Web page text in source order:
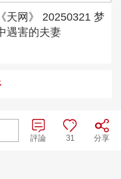
《天网》 20250321 梦
遇害的夫妻
分享
31
評論